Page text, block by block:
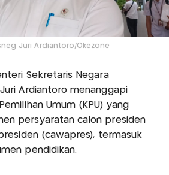
Juri Ardiantoro/Okezone
Sekretaris Negara
Ardiantoro menanggapi
Umum (KPU) yang
persyaratan calon presiden
(cawapres), termasuk
pendidikan.